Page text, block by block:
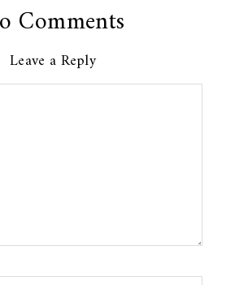
Comments
Leave a Reply